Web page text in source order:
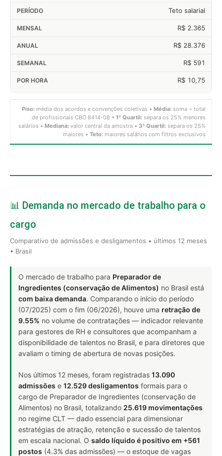
Teto salarial
R$ 2.365
R$ 28.376
R$ 591
R$ 10,75
Piso: média dos acordos e convenções coletivas • Média: soma ÷ total
de profissionais CBO 8414-08 • 1º Quartil: separa os 25% menores
salários • Mediana: valor central da amostra • 3º Quartil: separa os 25%
maiores • Teto: maiores salários com filtros exclusivos
📊 Demanda no mercado de trabalho para o
cargo
Comparativo de admissões e desligamentos • últimos 12 meses
• Brasil
O mercado de trabalho para Preparador de
Ingredientes (conservação de Alimentos) no Brasil está
com baixa demanda. Comparando o início do período
(07/2025) com o fim (06/2026), houve uma retração de
9.55% no volume de contratações — indicador relevante
para gestores de RH e consultores que acompanham a
disponibilidade de talentos no Brasil, e para diretores que
avaliam o timing de abertura de novas posições.
Nos últimos 12 meses, foram registradas 13.090
admissões e 12.529 desligamentos formais para o
cargo de Preparador de Ingredientes (conservação de
Alimentos) no Brasil, totalizando 25.619 movimentações
no regime CLT — dado essencial para dimensionar
estratégias de atração, retenção e sucessão de talentos
em escala nacional. O saldo líquido é positivo em +561
postos (4.3% das admissões) — o estoque de vagas